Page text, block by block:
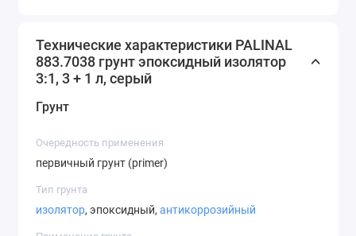
Технические характеристики PALINAL
883.7038 грунт эпоксидный изолятор
3:1, 3 + 1 л, серый
Грунт
Очередность применения
первичный грунт (primer)
Тип грунта
изолятор, эпоксидный, антикоррозийный